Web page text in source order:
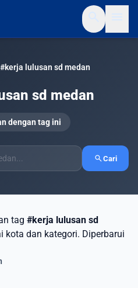
#kerja lulusan sd medan
sd medan
dengan tag ini
searchCari
tag #kerja lulusan sd
kota dan kategori. Diperbarui